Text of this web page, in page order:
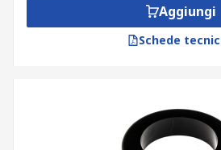
Aggiungi
Schede